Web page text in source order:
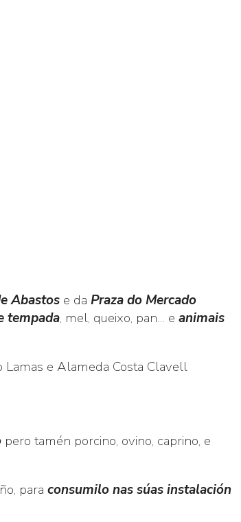
Abastos e da Praza do Mercado
tempada, mel, queixo, pan… e animais
Lamas e Alameda Costa Clavell
pero tamén porcino, ovino, caprino, e
para consumilo nas súas instalación